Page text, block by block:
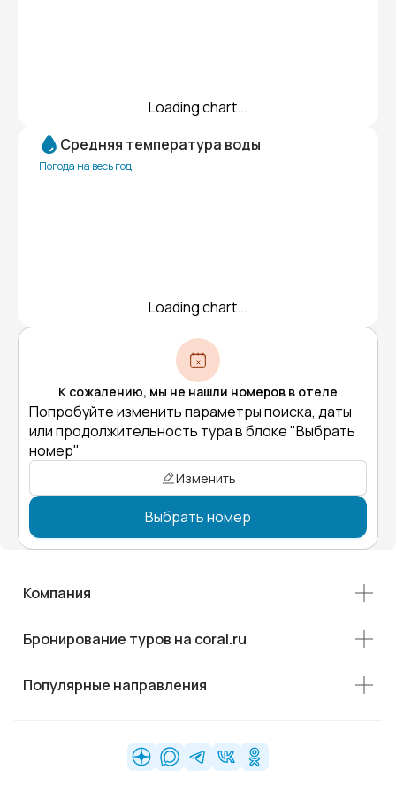
Loading chart...
Средняя температура воды
Погода на весь год
Loading chart...
К сожалению, мы не нашли номеров в отеле
Попробуйте изменить параметры поиска, даты
или продолжительность тура в блоке "Выбрать
номер"
Изменить
Выбрать номер
Компания
Бронирование туров на coral.ru
Популярные направления